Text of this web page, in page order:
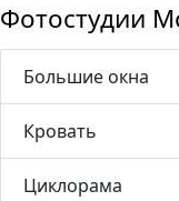
Фотостудии
Большие окна
Кровать
Циклорама